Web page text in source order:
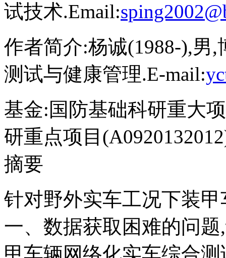
试技术.Email:
作者简介:杨诚(1988-),男
测试与健康管理.E-mail:
基金:国防基础科研重大
研重点项目
摘要
针对野外实车工况下装
一、数据获取困难的问